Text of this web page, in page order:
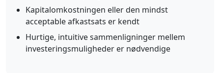
Kapitalomkostningen eller den mindst
acceptable afkastsats er kendt
Hurtige, intuitive sammenligninger mellem
investeringsmuligheder er nødvendige